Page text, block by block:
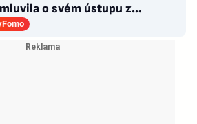
o svém ústupu z
života a Sophia z
si dává pauzu od skupiny